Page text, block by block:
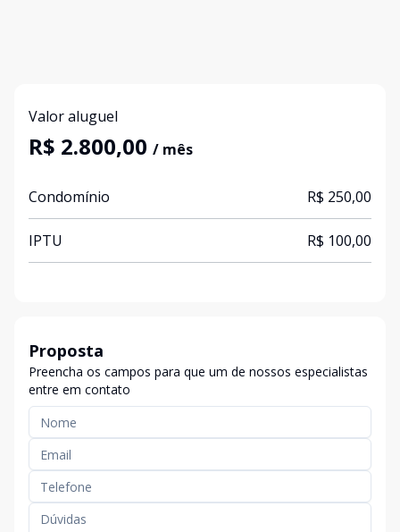
Valor aluguel
R$ 2.800,00 / mês
Condomínio R$ 250,00
IPTU R$ 100,00
Proposta
Preencha os campos para que um de nossos especialistas
entre em contato